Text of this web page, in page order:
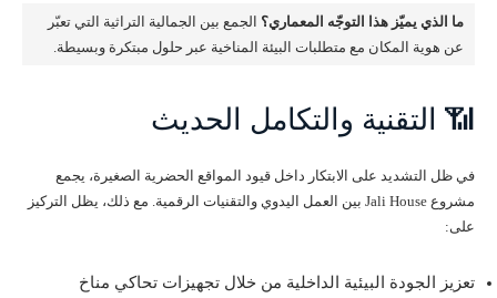
ما الذي يميّز هذا التوجّه المعماري؟ الجمع بين الجمالية التراثية التي تعبّر
عن هوية المكان مع متطلبات البيئة المناخية عبر حلول مبتكرة وبسيطة.
📶 التقنية والتكامل الحديث
في ظل التشديد على الابتكار داخل قيود المواقع الحضرية الصغيرة، يجمع
مشروع Jali House بين العمل اليدوي والتقنيات الرقمية. مع ذلك، يظل التركيز
على:
تعزيز الجودة البيئية الداخلية من خلال تجهيزات تحاكي مناخ